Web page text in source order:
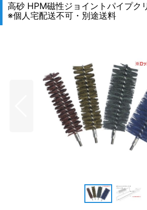
高砂 HPM磁性ジョイントパイプク
※個人宅配送不可・別途送料